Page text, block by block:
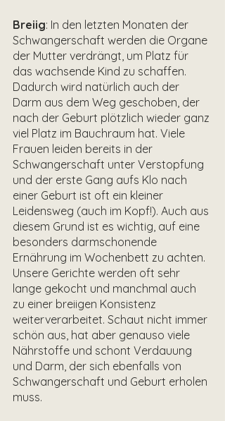
Breiig: In den letzten Monaten der
Schwangerschaft werden die Organe
der Mutter verdrängt, um Platz für
das wachsende Kind zu schaffen.
Dadurch wird natürlich auch der
Darm aus dem Weg geschoben, der
nach der Geburt plötzlich wieder ganz
viel Platz im Bauchraum hat. Viele
Frauen leiden bereits in der
Schwangerschaft unter Verstopfung
und der erste Gang aufs Klo nach
einer Geburt ist oft ein kleiner
Leidensweg (auch im Kopf!). Auch aus
diesem Grund ist es wichtig, auf eine
besonders darmschonende
Ernährung im Wochenbett zu achten.
Unsere Gerichte werden oft sehr
lange gekocht und manchmal auch
zu einer breiigen Konsistenz
weiterverarbeitet. Schaut nicht immer
schön aus, hat aber genauso viele
Nährstoffe und schont Verdauung
und Darm, der sich ebenfalls von
Schwangerschaft und Geburt erholen
muss.